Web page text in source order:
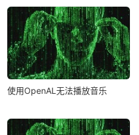
使用OpenAL无法播放音乐